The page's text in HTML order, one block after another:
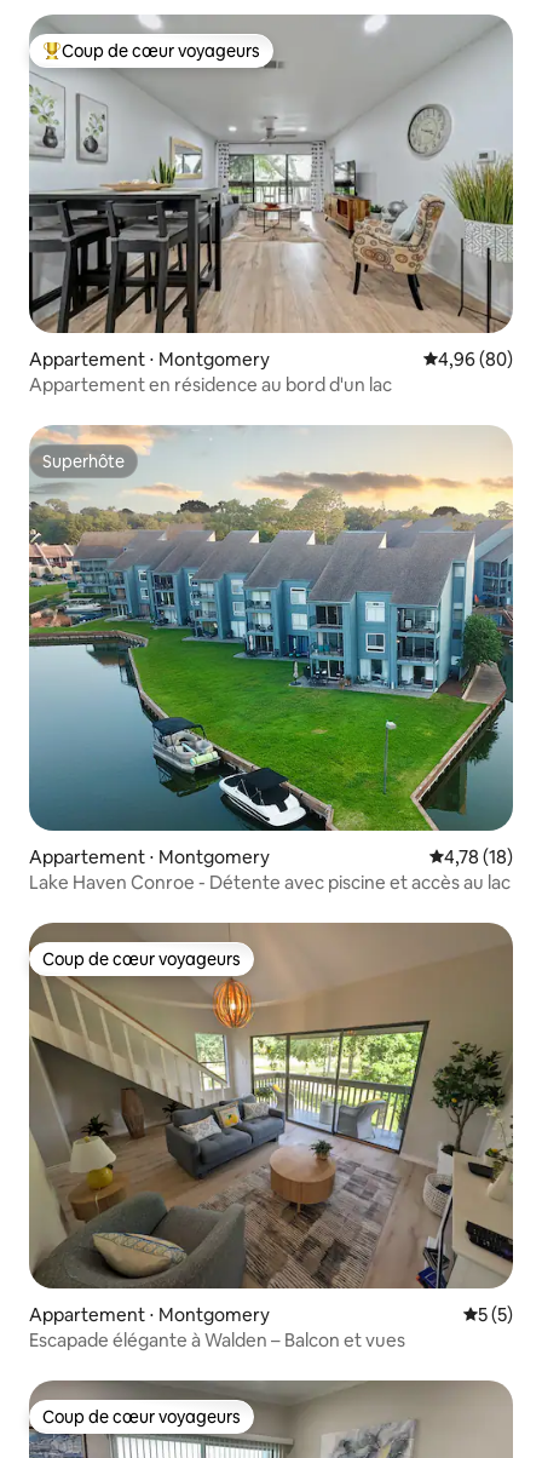
Coups de cœur voyageurs les plus appréciés
Coup de cœur voyageurs
Appartement ⋅ Montgomery Évaluation
4,96 (80)
Appartement en résidence au bord d'un lac
Superhôte
Superhôte
Appartement ⋅ Montgomery Évaluation
4,78 (18)
Lake Haven Conroe - Détente avec piscine et accès au lac
Coup de cœur voyageurs
Coup de cœur voyageurs
Appartement ⋅ Montgomery
5 (5)
Escapade élégante à Walden – Balcon et vues
Coup de cœur voyageurs
Coup de cœur voyageurs